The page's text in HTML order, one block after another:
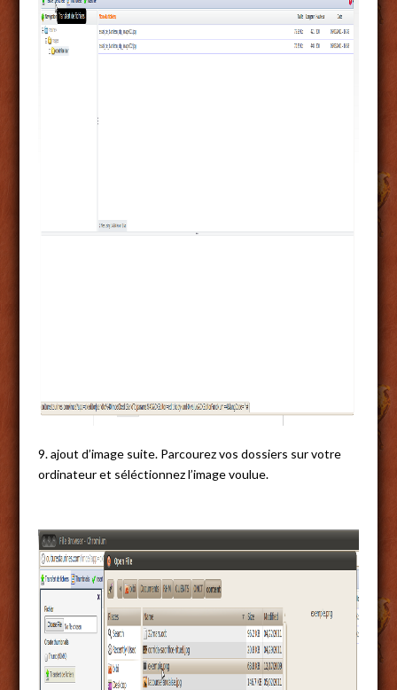
9. ajout d’image suite. Parcourez vos dossiers sur votre
ordinateur et séléctionnez l’image voulue.